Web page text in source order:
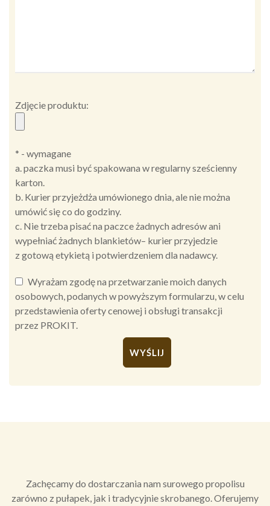
Zdjęcie produktu:
* - wymagane
a. paczka musi być spakowana w regularny sześcienny
karton.
b. Kurier przyjeżdża umówionego dnia, ale nie można
umówić się co do godziny.
c. Nie trzeba pisać na paczce żadnych adresów ani
wypełniać żadnych blankietów– kurier przyjedzie
z gotową etykietą i potwierdzeniem dla nadawcy.
Wyrażam zgodę na przetwarzanie moich danych
osobowych, podanych w powyższym formularzu, w celu
przedstawienia oferty cenowej i obsługi transakcji
przez PROKIT.
Alternative:
Zachęcamy do dostarczania nam surowego propolisu
zarówno z pułapek, jak i tradycyjnie skrobanego. Oferujemy